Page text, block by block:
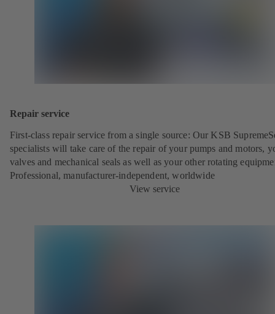
Repair service
First-class repair service from a single source: Our KSB
specialists will take care of the repair of your pumps and motors,
valves and mechanical seals as well as your other rotating
Professional, manufacturer-independent, worldwide
View service